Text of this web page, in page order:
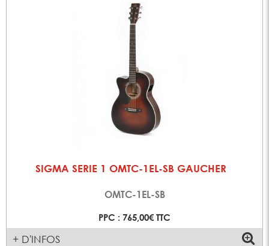
SIGMA SERIE 1 OMTC-1EL-SB GAUCHER
OMTC-1EL-SB
PPC : 765,00€ TTC
+ D'INFOS